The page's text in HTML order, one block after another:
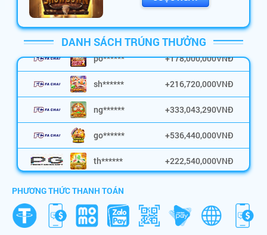
DANH SÁCH TRÚNG THƯỞNG
po****** +178,000,000
sh****** +216,720,000VNĐ
ng****** +333,043,290VNĐ
go****** +536,440,000VNĐ
th****** +222,540,000VNĐ
vi****** +600,000,000VNĐ
mo****** 382,560,000
mi****** 186,523,546VNĐ
PHƯƠNG THỨC THANH TOÁN